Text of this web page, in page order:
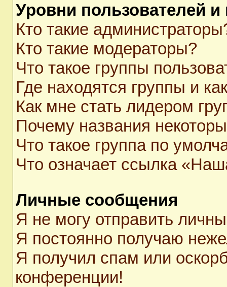
Уровни пользователей и
Кто такие
Кто такие модераторы?
Что такое группы
Где находятся группы и
Как мне стать лидером
Почему названия
Что такое группа по
Что означает ссылка
Личные сообщения
Я не могу отправить
Я постоянно получаю
Я получил спам или
конференции!